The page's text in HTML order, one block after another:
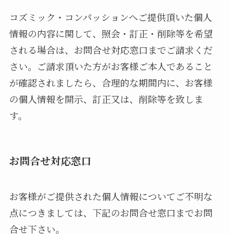
コズミック・コンパッションへご提供頂いた個人
情報の内容に関して、照会・訂正・削除等を希望
される場合は、お問合せ対応窓口までご請求くだ
さい。ご請求頂いた方がお客様ご本人であること
が確認されましたら、合理的な期間内に、お客様
の個人情報を開示、訂正又は、削除等を致しま
す。
お問合せ対応窓口
お客様がご提供された個人情報についてご不明な
点につきましては、下記のお問合せ窓口までお問
合せ下さい。